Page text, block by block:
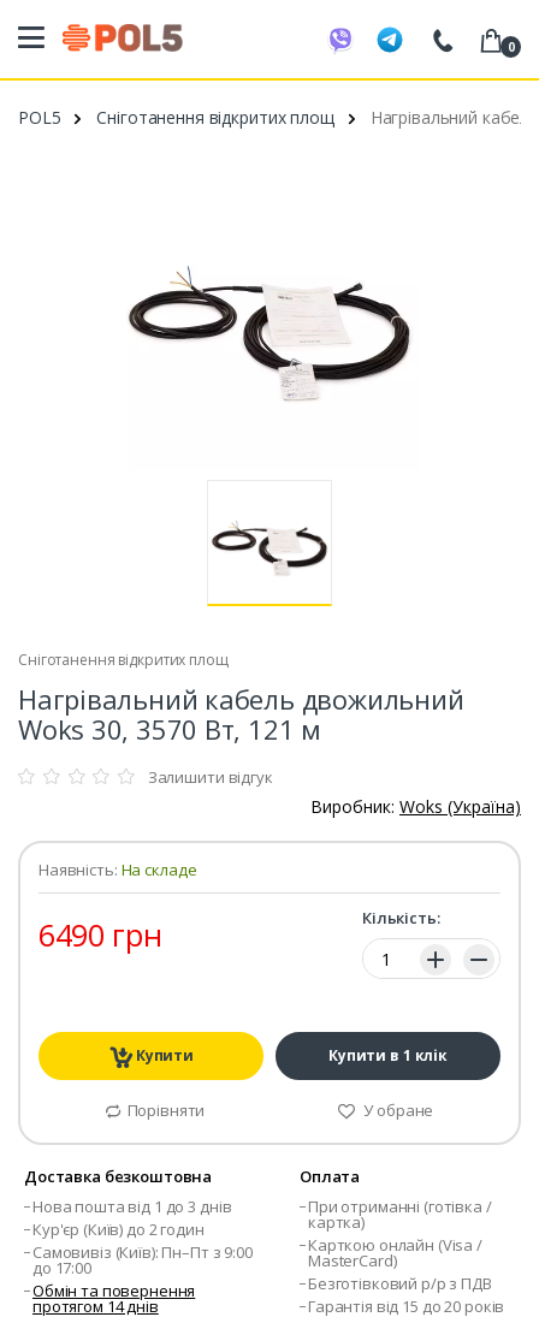
098 20 52 818
099 53 43 210
0
POL5 Сніготанення відкритих площ Нагрівальний
Сніготанення відкритих площ
Нагрівальний кабель двожильний
Woks 30, 3570 Вт, 121 м
Залишити відгук
Виробник: Woks (Україна)
Наявність: На складе
6490 грн Кількість:
Кількість:
Купити Купити в 1 клік
Порівняти У обране
Доставка безкоштовна
Нова пошта від 1 до 3 днів
Кур'єр (Київ) до 2 годин
Самовивіз (Київ): Пн–Пт з 9:00
до 17:00
Обмін та повернення
протягом 14 днів
Оплата
При отриманні (готівка /
картка)
Карткою онлайн (Visa /
MasterCard)
Безготівковий р/р з ПДВ
Гарантія від 15 до 20 років